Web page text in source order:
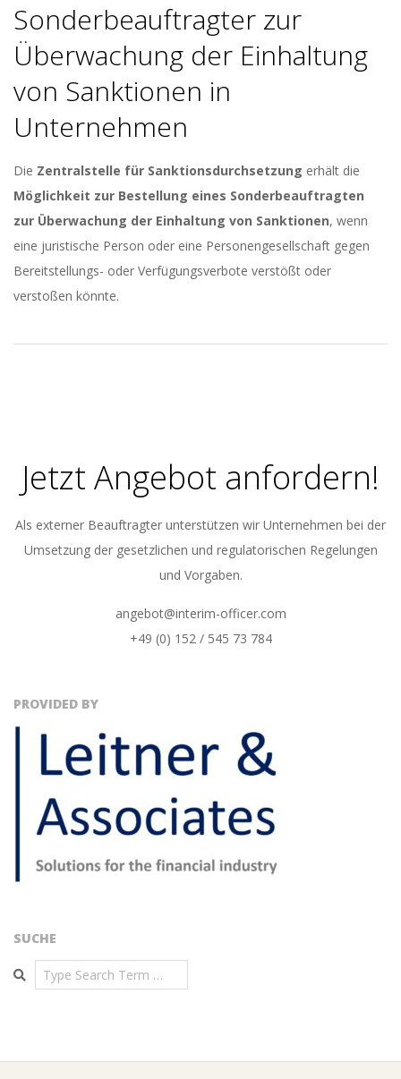
Sonderbeauftragter zur
Überwachung der Einhaltung
von Sanktionen in
Unternehmen
Die Zentralstelle für Sanktionsdurchsetzung erhält die
Möglichkeit zur Bestellung eines Sonderbeauftragten
zur Überwachung der Einhaltung von Sanktionen, wenn
eine juristische Person oder eine Personengesellschaft gegen
Bereitstellungs- oder Verfügungsverbote verstößt oder
verstoßen könnte.
Jetzt Angebot anfordern!
Als externer Beauftragter unterstützen wir Unternehmen bei der
Umsetzung der gesetzlichen und regulatorischen Regelungen
und Vorgaben.
angebot@interim-officer.com
+49 (0) 152 / 545 73 784
PROVIDED BY
SUCHE
Search